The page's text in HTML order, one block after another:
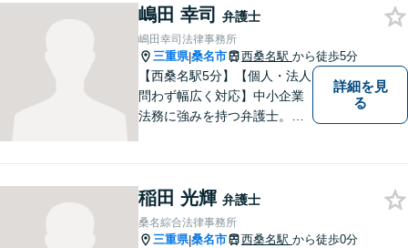
でも聞いてください。 問題解
決に向かって一緒に頑張りま
しょう。
嶋田 幸司 弁護士
嶋田幸司法律事務所
三重県|桑名市 西桑名駅 から徒歩5分
【西桑名駅5分】【個人・法人
問わず幅広く対応】中小企業
法務に強みを持つ弁護士。個
します。お困りごとは、お気
軽にご相談ください。
詳細を見
る
稲田 光輝 弁護士
桑名綜合法律事務所
三重県|桑名市 西桑名駅 から徒歩0分